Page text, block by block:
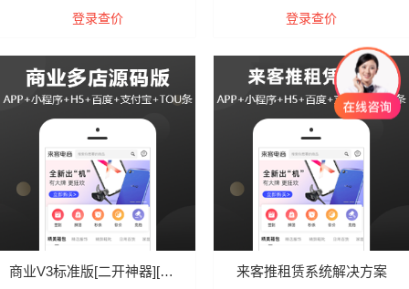
登录查价 登录查价
商业V3标准版[二开神器][限时送saas插件] 来客推租赁系统解决方案